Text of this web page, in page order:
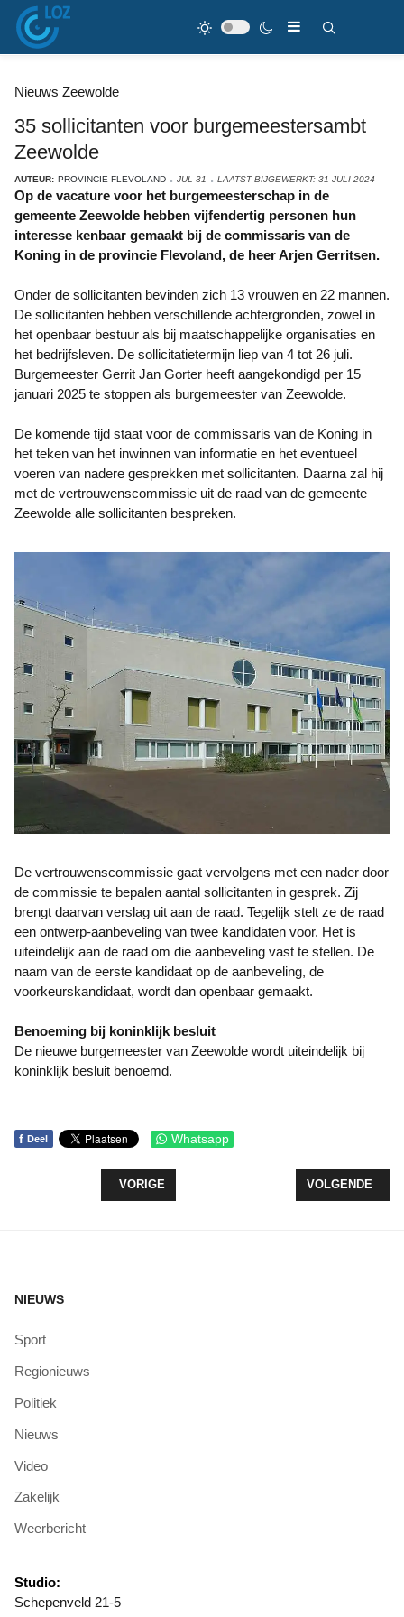
Nieuws Zeewolde
35 sollicitanten voor burgemeestersambt
Zeewolde
AUTEUR: PROVINCIE FLEVOLAND JUL 31 LAATST BIJGEWERKT: 31 JULI 2024
Op de vacature voor het burgemeesterschap in de
gemeente Zeewolde hebben vijfendertig personen hun
interesse kenbaar gemaakt bij de commissaris van de
Koning in de provincie Flevoland, de heer Arjen Gerritsen.
Onder de sollicitanten bevinden zich 13 vrouwen en 22 mannen.
De sollicitanten hebben verschillende achtergronden, zowel in
het openbaar bestuur als bij maatschappelijke organisaties en
het bedrijfsleven. De sollicitatietermijn liep van 4 tot 26 juli.
Burgemeester Gerrit Jan Gorter heeft aangekondigd per 15
januari 2025 te stoppen als burgemeester van Zeewolde.
De komende tijd staat voor de commissaris van de Koning in
het teken van het inwinnen van informatie en het eventueel
voeren van nadere gesprekken met sollicitanten. Daarna zal hij
met de vertrouwenscommissie uit de raad van de gemeente
Zeewolde alle sollicitanten bespreken.
De vertrouwenscommissie gaat vervolgens met een nader door
de commissie te bepalen aantal sollicitanten in gesprek. Zij
brengt daarvan verslag uit aan de raad. Tegelijk stelt ze de raad
een ontwerp-aanbeveling van twee kandidaten voor. Het is
uiteindelijk aan de raad om die aanbeveling vast te stellen. De
naam van de eerste kandidaat op de aanbeveling, de
voorkeurskandidaat, wordt dan openbaar gemaakt.
Benoeming bij koninklijk besluit
De nieuwe burgemeester van Zeewolde wordt uiteindelijk bij
koninklijk besluit benoemd.
f Deel Whatsapp
VORIG ARTIKEL: MUZIKALE VAARROUTE DOOR
VORIGE VOLGENDE
VOLGENDE
NIEUWS
Sport
Regionieuws
Politiek
Nieuws
Video
Zakelijk
Weerbericht
Studio:
Schepenveld 21-5